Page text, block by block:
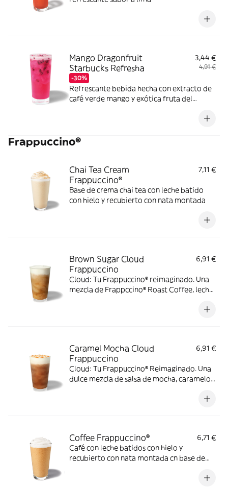
Mango Dragonfruit
Starbucks Refresha
-30%
3,44 €
4,91 €
Refrescante bebida hecha con extracto de
café verde mango y exótica fruta del
Frappuccino®
Chai Tea Cream
Frappuccino®
7,11 €
Base de crema chai tea con leche batido
con hielo y recubierto con nata montada
Brown Sugar Cloud
Frappuccino
6,91 €
Cloud: Tu Frappuccino® reimaginado. Una
mezcla de Frappccino® Roast Coffee, leche
Caramel Mocha Cloud
Frappuccino
6,91 €
Cloud: Tu Frappuccino® Reimaginado. Una
dulce mezcla de salsa de mocha, caramelo,
Coffee Frappuccino®
6,71 €
Café con leche batidos con hielo y
recubierto con nata montada cn base de